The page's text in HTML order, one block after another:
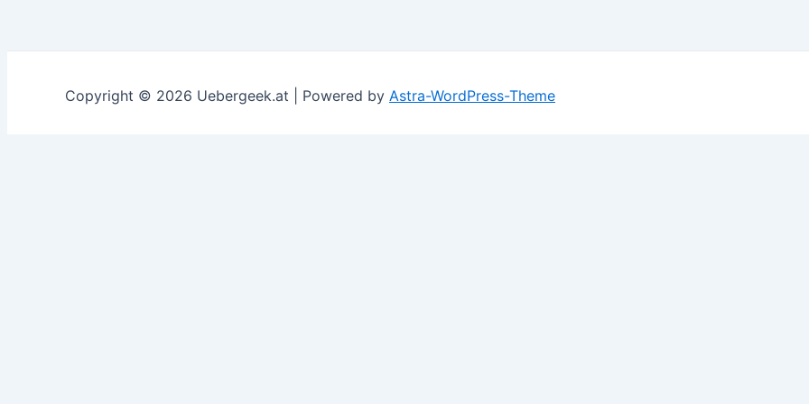
Copyright © 2026 Uebergeek.at | Powered by Astra-WordPress-Theme